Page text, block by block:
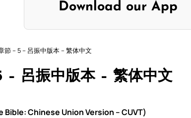
Download our App
節 – 5 – 呂振中版本 – 繁体中文
– 呂振中版本 – 繁体中文
Chinese Union Version – CUVT)